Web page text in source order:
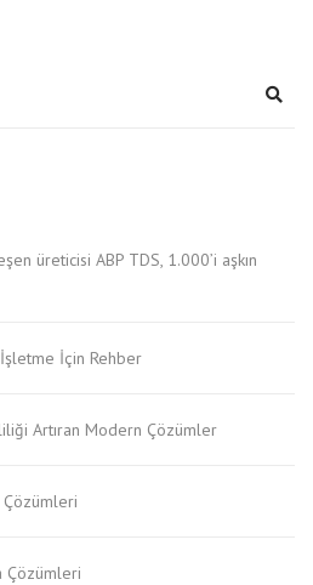
üreticisi ABP TDS, 1.000’i aşkın
İşletme İçin Rehber
Artıran Modern Çözümler
Çözümleri
Çözümleri